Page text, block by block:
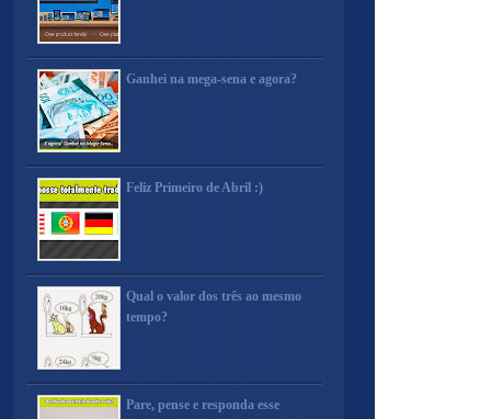
Ganhei na mega-sena e agora?
Feliz Primeiro de Abril :)
Qual o valor dos três ao mesmo
tempo?
Pare, pense e responda esse